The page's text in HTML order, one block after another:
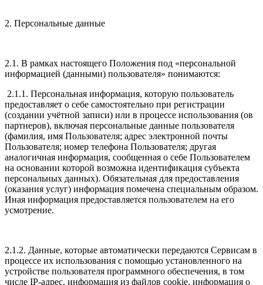
2. Персональные данные
2.1. В рамках настоящего Положения под «персональной
информацией (данными) пользователя» понимаются:
2.1.1. Персональная информация, которую пользователь
предоставляет о себе самостоятельно при регистрации
(создании учётной записи) или в процессе использования (ов
партнеров), включая персональные данные пользователя
(фамилия, имя Пользователя; адрес электронной почты
Пользователя; номер телефона Пользователя; другая
аналогичная информация, сообщенная о себе Пользователем
на основании которой возможна идентификация субъекта
персональных данных). Обязательная для предоставления
(оказания услуг) информация помечена специальным образом.
Иная информация предоставляется пользователем на его
усмотрение.
2.1.2. Данные, которые автоматически передаются Сервисам в
процессе их использования с помощью установленного на
устройстве пользователя программного обеспечения, в том
числе IP-адрес, информация из файлов cookie, информация о